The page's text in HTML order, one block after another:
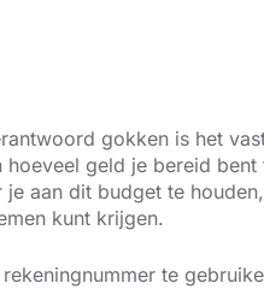
gokken is het
geld je bereid
aan dit budget te
kunt krijgen.
te